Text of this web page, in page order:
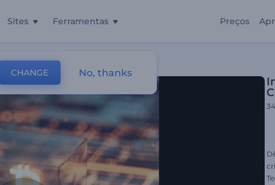
Sites Ferramentas Preços
CHANGE No, thanks